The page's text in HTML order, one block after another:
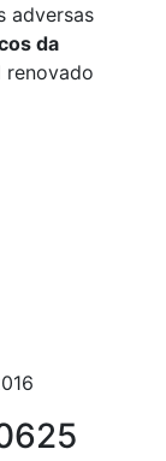
adversas
da
renovado